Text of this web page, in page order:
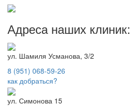
Адреса наших клиник:
ул. Шамиля Усманова, 3/2
8 (951) 068-59-26
как добраться?
ул. Симонова 15